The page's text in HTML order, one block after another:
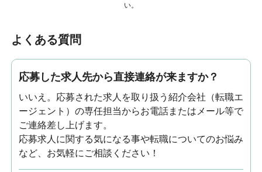
い。
よくある質問
応募した求人先から直接連絡が来ますか？
いいえ。応募された求人を取り扱う紹介会社（転職エ
ージェント）の専任担当からお電話またはメール等で
ご連絡差し上げます。
応募求人に関する気になる事や転職についてのお悩み
など、お気軽にご相談ください！